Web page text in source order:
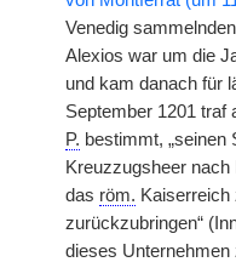
Venedig
Alexios war um die
und kam danach für
September 1201 traf
P. bestimmt, „seinen
Kreuzzugsheer
das röm.
zurückzubringen“
dieses Unternehmen